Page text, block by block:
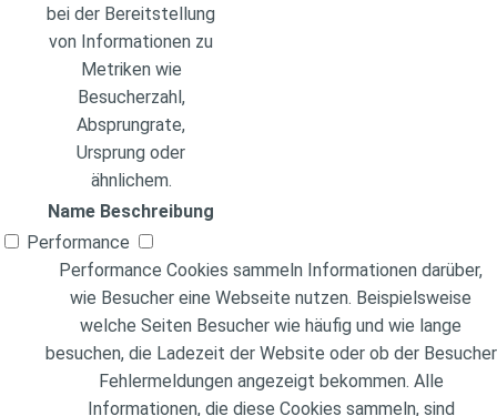
bei der Bereitstellung
von Informationen zu
Metriken wie
Besucherzahl,
Absprungrate,
Ursprung oder
ähnlichem.
Name Beschreibung
Performance
Performance Cookies sammeln Informationen darüber,
wie Besucher eine Webseite nutzen. Beispielsweise
welche Seiten Besucher wie häufig und wie lange
besuchen, die Ladezeit der Website oder ob der Besucher
Fehlermeldungen angezeigt bekommen. Alle
Informationen, die diese Cookies sammeln, sind